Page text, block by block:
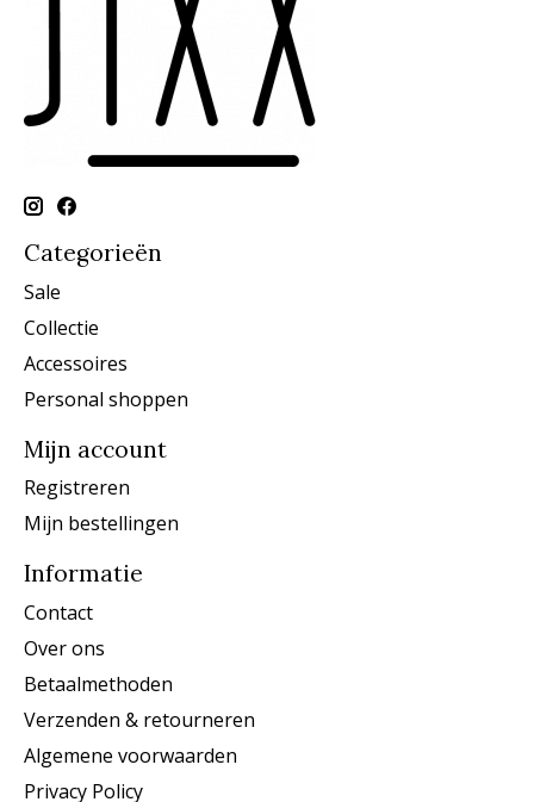
Categorieën
Sale
Collectie
Accessoires
Personal shoppen
Mijn account
Registreren
Mijn bestellingen
Informatie
Contact
Over ons
Betaalmethoden
Verzenden & retourneren
Algemene voorwaarden
Privacy Policy